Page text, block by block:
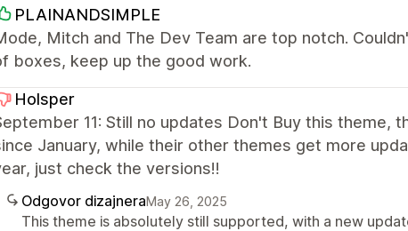
PLAINANDSIMPLE
Mitch and The Dev Team are top notch.
boxes, keep up the good work.
Holsper
11: Still no updates Don't Buy this theme,
January, while their other themes get more
just check the versions!!
Odgovor dizajneraMay 26, 2025
This theme is absolutely still supported, with a new